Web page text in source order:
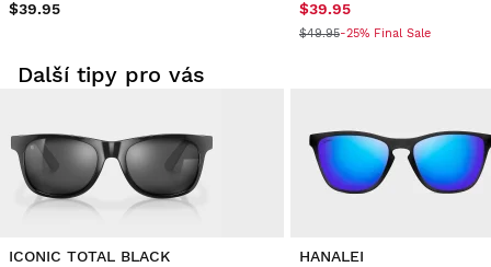
$39.95 $39.95
$49.95-25% Final Sale
Další tipy pro vás
ICONIC TOTAL BLACK HANALEI